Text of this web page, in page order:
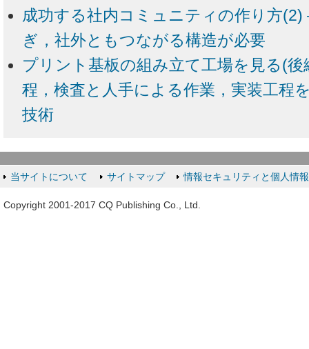
成功する社内コミュニティの作り方
ぎ，社外ともつながる構造が必要
プリント基板の組み立て工場を見る(
程，検査と人手による作業，実装工程
技術
当サイトについて サイトマップ 情報セキュリティと個人情
Copyright 2001-2017 CQ Publishing Co., Ltd.